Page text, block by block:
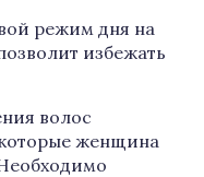
режим дня на
избежать
волос
которые женщина